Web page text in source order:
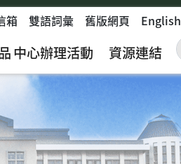
箱 雙語詞彙 舊版網頁 English
中心辦理活動 資源連結